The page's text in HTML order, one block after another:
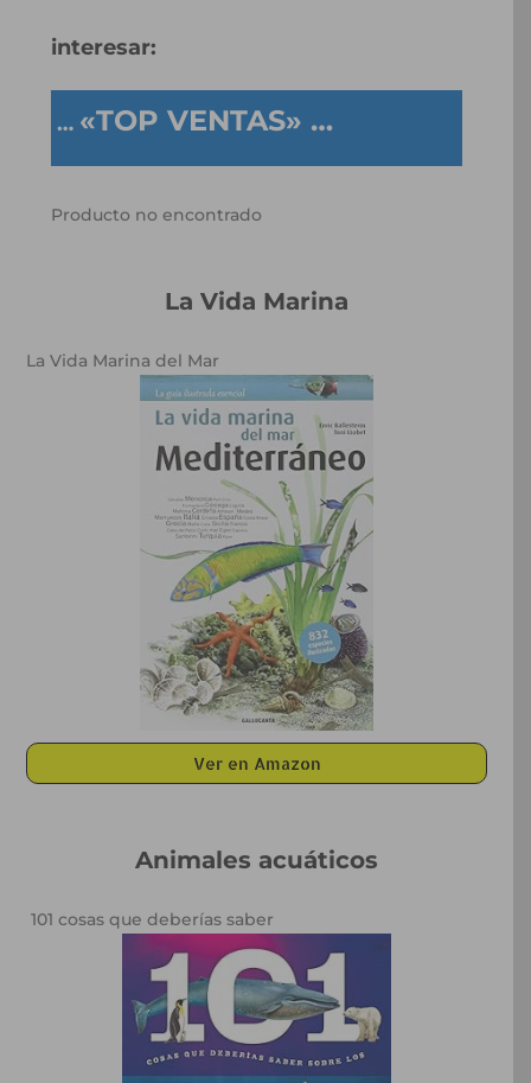
interesar:
… «TOP VENTAS» …
Producto no encontrado
La Vida Marina
La Vida Marina del Mar
Ver en Amazon
Animales acuáticos
101 cosas que deberías saber